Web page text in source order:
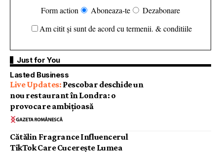
Form action
Aboneaza-te
Dezabonare
Am citit și sunt de acord cu termenii. & conditiile
Just for You
Lasted Business
Pescobar deschide un
nou restaurant în Londra: o
provocare ambițioasă
Cătălin Fragrance Influencerul
TikTok Care Cucerește Lumea